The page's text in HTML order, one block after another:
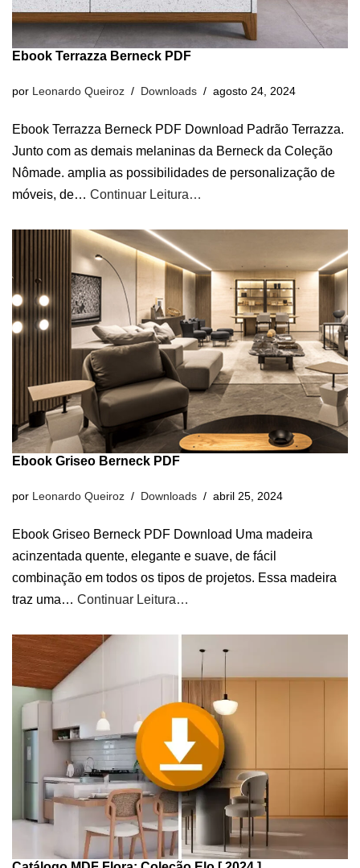
Ebook Terrazza Berneck PDF
por Leonardo Queiroz Downloads agosto 24, 2024
Ebook Terrazza Berneck PDF Download Padrão Terrazza.
Junto com as demais melaninas da Berneck da Coleção
Nômade. amplia as possibilidades de personalização de
móveis, de… Continuar Leitura…
Ebook Griseo Berneck PDF
por Leonardo Queiroz Downloads abril 25, 2024
Ebook Griseo Berneck PDF Download Uma madeira
acinzentada quente, elegante e suave, de fácil
combinação em todos os tipos de projetos. Essa madeira
traz uma… Continuar Leitura…